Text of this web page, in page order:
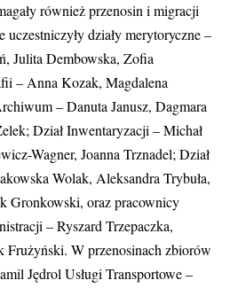
również przenosin i migracji
działy merytoryczne –
Julita Dembowska, Zofia
– Anna Kozak, Magdalena
– Danuta Janusz, Dagmara
Dział Inwentaryzacji – Michał
Wagner, Joanna Trznadel; Dział
Wolak, Aleksandra Trybuła,
Gronkowski, oraz pracownicy
– Ryszard Trzepaczka,
W przenosinach zbiorów
Jędrol Usługi Transportowe –